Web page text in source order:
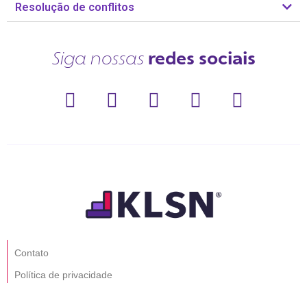
Resolução de conflitos
Siga nossas redes sociais
Contato
Política de privacidade